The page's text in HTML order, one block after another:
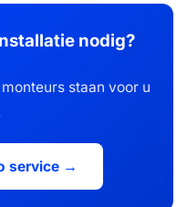
nodig?
staan voor u
service →